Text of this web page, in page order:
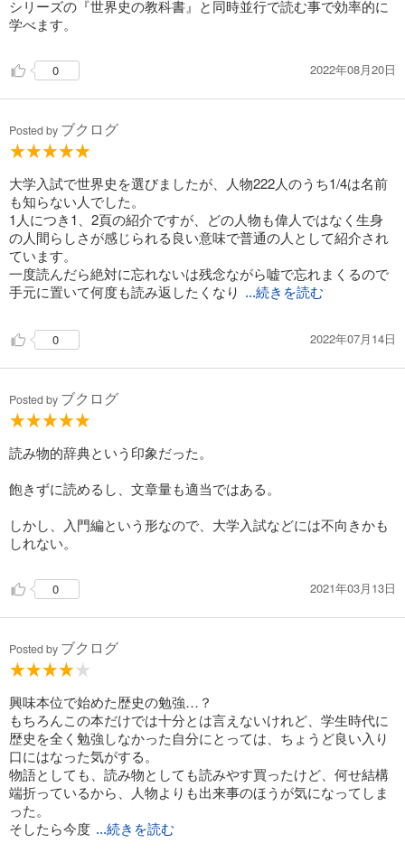
シリーズの『世界史の教科書』と同時並行で読む事で効率的に
学べます。
0 2022年08月20日
Posted by ブクログ
大学入試で世界史を選びましたが、人物222人のうち1/4は名前
も知らない人でした。
1人につき1、2頁の紹介ですが、どの人物も偉人ではなく生身
の人間らしさが感じられる良い意味で普通の人として紹介され
ています。
一度読んだら絶対に忘れないは残念ながら嘘で忘れまくるので
手元に置いて何度も読み返したくなり
...続きを読む
0 2022年07月14日
Posted by ブクログ
読み物的辞典という印象だった。
飽きずに読めるし、文章量も適当ではある。
しかし、入門編という形なので、大学入試などには不向きかも
しれない。
0 2021年03月13日
Posted by ブクログ
興味本位で始めた歴史の勉強…？
もちろんこの本だけでは十分とは言えないけれど、学生時代に
歴史を全く勉強しなかった自分にとっては、ちょうど良い入り
口にはなった気がする。
物語としても、読み物としても読みやす買ったけど、何せ結構
端折っているから、人物よりも出来事のほうが気になってしま
った。
そしたら今度 ...続きを読む